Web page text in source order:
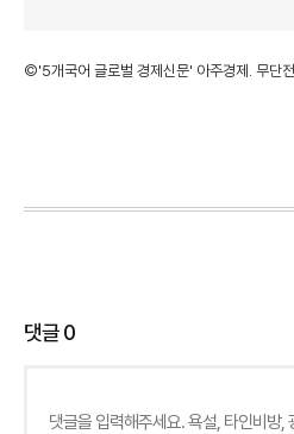
©'5개국어 글로벌 경제신문' 아주경제. 무단전
댓글0